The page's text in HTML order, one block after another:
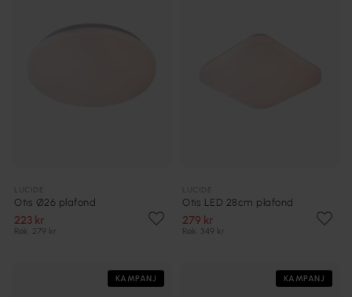
Otis Ø26 plafond
223 kr
Rek. 279 kr
Otis LED 28cm plafond
279 kr
Rek. 349 kr
KAMPANJ KAMPANJ